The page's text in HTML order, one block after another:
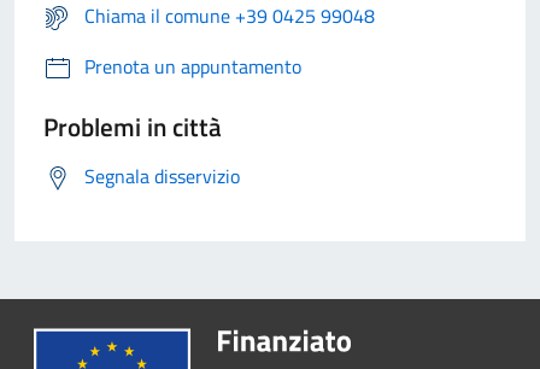
Chiama il comune +39 0425 99048
Prenota un appuntamento
Problemi in città
Segnala disservizio